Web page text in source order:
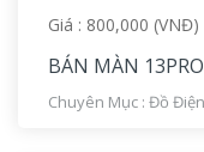
Giá : 800,000 (VNĐ)
BÁN MÀN
Chuyên Mục : Đồ